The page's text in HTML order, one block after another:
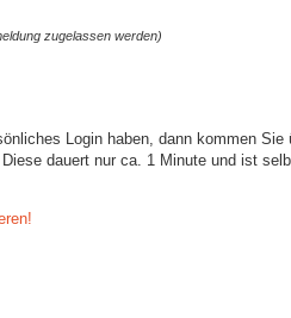
zugelassen werden)
Login haben, dann kommen Sie
dauert nur ca. 1 Minute und ist